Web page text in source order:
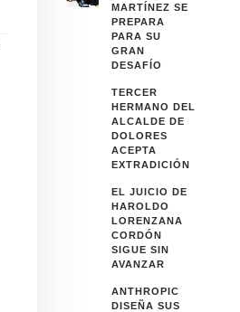
MARTÍNEZ SE
PREPARA
PARA SU
GRAN
DESAFÍO
TERCER
HERMANO DEL
ALCALDE DE
DOLORES
ACEPTA
EXTRADICIÓN
EL JUICIO DE
HAROLDO
LORENZANA
CORDÓN
SIGUE SIN
AVANZAR
ANTHROPIC
DISEÑA SUS